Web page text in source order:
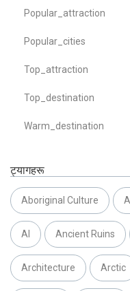
Popular_attraction
Popular_cities
Top_attraction
Top_destination
Warm_destination
ट्यागहरू
Aboriginal Culture
AI Ancient Ruins
Architecture Arctic